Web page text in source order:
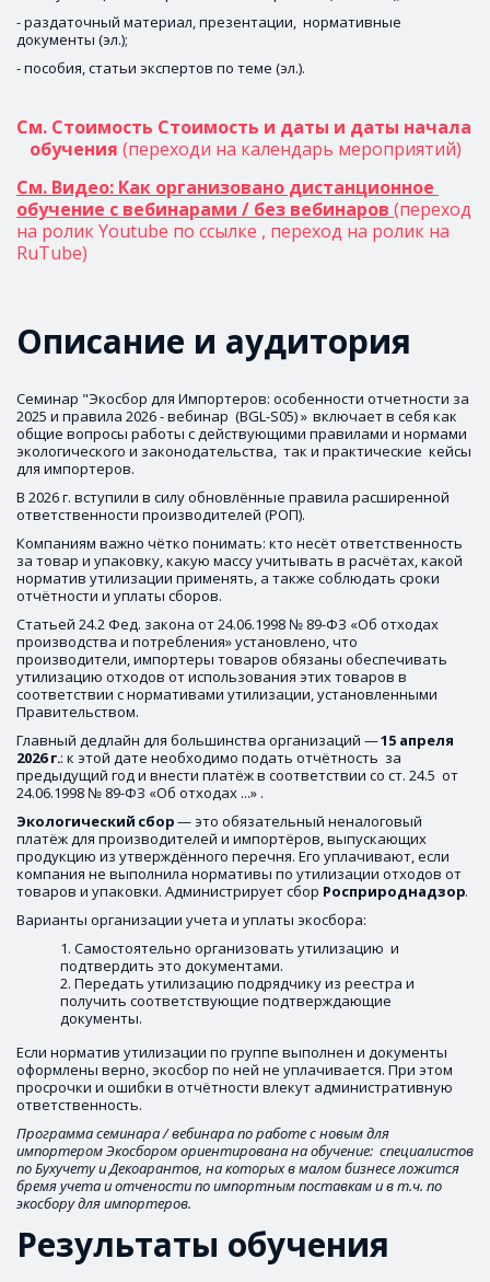
- раздаточный материал, презентации,  нормативные
документы (эл.);
- пособия, статьи экспертов по теме (эл.).
См. Стоимость Стоимость и даты и даты начала
обучения (переходи на календарь мероприятий)
См. Видео: Как организовано дистанционное
обучение с вебинарами / без вебинаров (переход
на ролик Youtube по ссылке , переход на ролик на
RuTube)
Описание и аудитория
Семинар "Экосбор для Импортеров: особенности отчетности за
2025 и правила 2026 - вебинар  (BGL-S05) » включает в себя как
общие вопросы работы с действующими правилами и нормами
экологического и законодательства,  так и практические  кейсы
для импортеров.
В 2026 г. вступили в силу обновлённые правила расширенной
ответственности производителей (РОП).
Компаниям важно чётко понимать: кто несёт ответственность
за товар и упаковку, какую массу учитывать в расчётах, какой
норматив утилизации применять, а также соблюдать сроки
отчётности и уплаты сборов.
Статьей 24.2 Фед. закона от 24.06.1998 № 89-ФЗ «Об отходах
производства и потребления» установлено, что
производители, импортеры товаров обязаны обеспечивать
утилизацию отходов от использования этих товаров в
соответствии с нормативами утилизации, установленными
Правительством.
Главный дедлайн для большинства организаций — 15 апреля
2026 г.: к этой дате необходимо подать отчётность  за
предыдущий год и внести платёж в соответствии со ст. 24.5  от
24.06.1998 № 89-ФЗ «Об отходах ...» .
Экологический сбор — это обязательный неналоговый
платёж для производителей и импортёров, выпускающих
продукцию из утверждённого перечня. Его уплачивают, если
компания не выполнила нормативы по утилизации отходов от
товаров и упаковки. Администрирует сбор Росприроднадзор.
Варианты организации учета и уплаты экосбора:
Самостоятельно организовать утилизацию  и
подтвердить это документами.
Передать утилизацию подрядчику из реестра и
получить соответствующие подтверждающие
документы.
Если норматив утилизации по группе выполнен и документы
оформлены верно, экосбор по ней не уплачивается. При этом
просрочки и ошибки в отчётности влекут административную
ответственность.
Программа семинара / вебинара по работе с новым для
импортером Экосбором ориентирована на обучение:  специалистов
по Бухучету и Декоарантов, на которых в малом бизнесе ложится
бремя учета и отчености по импортным поставкам и в т.ч. по
экосбору для импортеров.
Результаты обучения